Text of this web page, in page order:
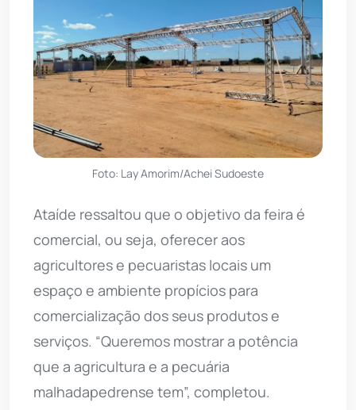
Foto: Lay Amorim/Achei Sudoeste
Ataíde ressaltou que o objetivo da feira é
comercial, ou seja, oferecer aos
agricultores e pecuaristas locais um
espaço e ambiente propícios para
comercialização dos seus produtos e
serviços. “Queremos mostrar a potência
que a agricultura e a pecuária
malhadapedrense tem”, completou.